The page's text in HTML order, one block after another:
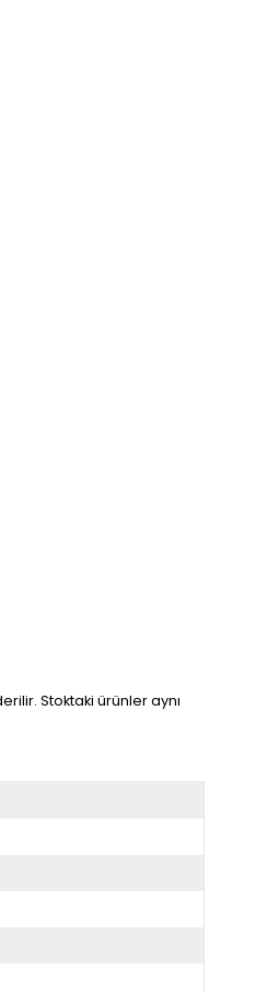
Stoktaki ürünler aynı